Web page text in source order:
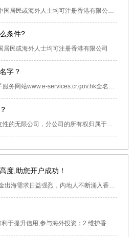
任何一名年满18周岁的中国居民或海外人士均可注册香港有限公司，不管是中国大陆人还是外国友人都一视同仁，大家的香港公司注册流程和程序几乎都相同的，都是要经过以下流程的。
条件?
居民或海外人士均可注册香港有限公司
字？
在香港公司注册处的电子服务网站www.e-services.cr.gov.hk全名查册香港公司名称是否已经被使用，注意在查册中文名称时需使用繁体，如改名称已经被使用则需重新想其它名称。注意香港公司名称英文必须填写，中文繁体名称可填可不填。注意除了香港公司名称已经被使用，还有两种情况也是不能审核通过的，根据香港法例第622章《公司条例》第 100(2)(c)条，除非获得公司注册处处长同意，拟用的公司名称如与上载于 name_list_section 100(2)(c).pdf 的名单上的前用名称相同，将不会获批准注册。 请查阅名单上是否载有与拟用名称相同的名称 ，以完成查阅公司名称的程序。 根据香港法例第637章《有限合伙基金条例》第9(2)(c)条，除非获得公司注册处处长同意，拟用的有限合伙基金名称如与上载于 Limited Partnership Fund Name List.pdf 的名单上的前用名称相同，将不会获批准注册。 请查阅名单上是否载有与拟用名称相同的名称 ，以完成查阅公司名称的程序。香港公司注册处不会对公司名称给予临时批准。一般跟出现这两种情况，都会有红色文字提示的，需要特别注意！因此，申请人在命名香港公司名称时，必须确保拟用的公司名称符合注册规定。如命名的公司名称不能注册，申请会遭拒绝，须重新提交申请。
港分公司的性质为非独立性的无限公司，分公司的所有权归属于总公司。香港分公司经营范围须与总公司的一致或相似。
度,助您开户成功！
自2016年以来，内地资金出海需求日益强烈，内地人不断涌入香港开户。但同时，香港银行账户的开户量已经接近饱和的状态，对优质客户的筛选已...
1.证明企业合法经营，有利于提升信用,参与海外投资；2.维护香港银行账户，防止账户冻结；3.开信用证明；4.企业融资、筹资、上市的依据；5.亏损持续弥补下年度利润；6.提高企业管理质素，保障股东权益；7.与香港政府建立友好关系，促进企业发展。